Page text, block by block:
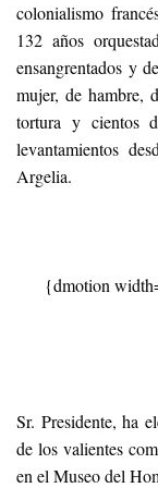
colonialismo
132 años
ensangrentados y
mujer, de hambre,
tortura y cientos
levantamientos
Argelia.
{dmotion
Sr. Presidente, ha
de los valientes
en el Museo del